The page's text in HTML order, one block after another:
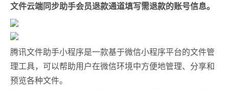
文件云端同步助手会员退款通道填写需退款的账号信息。
腾讯文件助手小程序是一款基于微信小程序平台的文件管
理工具，可以帮助用户在微信环境中方便地管理、分享和
预览各种文件。